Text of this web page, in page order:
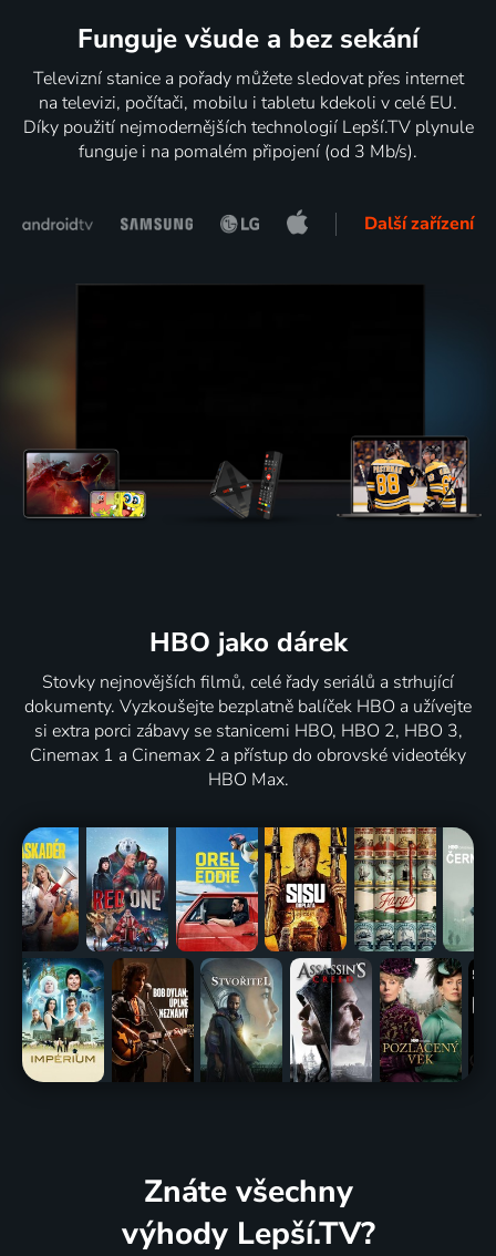
Funguje všude a bez sekání
Televizní stanice a pořady můžete sledovat přes internet
na televizi, počítači, mobilu i tabletu kdekoli v celé EU.
Díky použití nejmodernějších technologií Lepší.TV plynule
funguje i na pomalém připojení (od 3 Mb/s).
Další zařízení
HBO jako dárek
Stovky nejnovějších filmů, celé řady seriálů a strhující
dokumenty. Vyzkoušejte bezplatně balíček HBO a užívejte
si extra porci zábavy se stanicemi HBO, HBO 2, HBO 3,
Cinemax 1 a Cinemax 2 a přístup do obrovské videotéky
HBO Max.
Znáte všechny
výhody Lepší.TV?